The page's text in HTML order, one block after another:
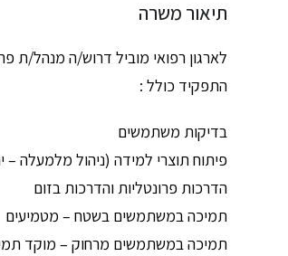
תיאור משרה
לארגון רפואי מוביל דרוש/ה מנהל/ת
התפקיד כולל :
בדיקות משתמשים
פיתוח תוצרי למידה (ניהול מלמעלה –
הדרכות פרונטליות והדרכות בזום
תמיכה במשתמשים בשטח – מטמיעים
תמיכה במשתמשים מרחוק – מוקד